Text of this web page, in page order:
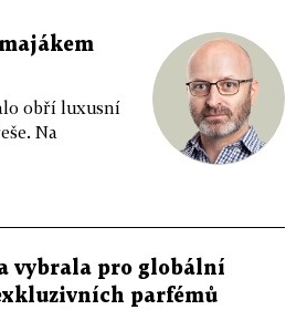
obří luxusní
Na
vybrala pro globální
parfémů